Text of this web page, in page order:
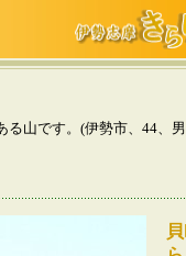
る山です。(伊勢市、44、